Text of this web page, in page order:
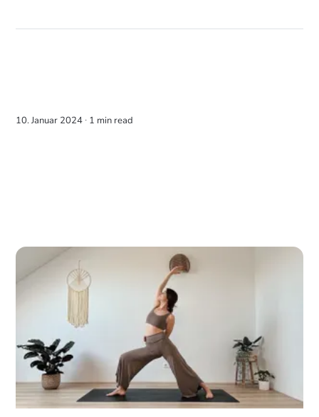
10. Januar 2024 ∙ 1 min read